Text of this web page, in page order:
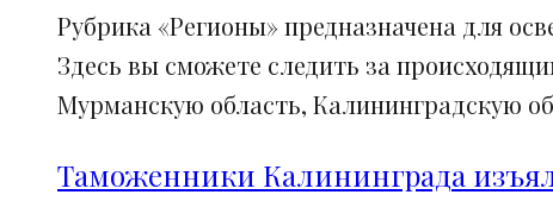
Рубрика «Регионы» предназначена для
Здесь вы сможете следить за
Мурманскую область, Калининградскую
Таможенники Калининграда